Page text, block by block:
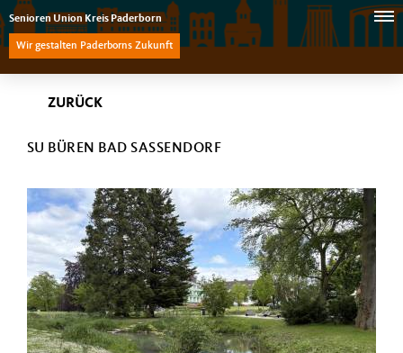
Senioren Union Kreis Paderborn
Wir gestalten Paderborns Zukunft
ZURÜCK
SU BÜREN BAD SASSENDORF